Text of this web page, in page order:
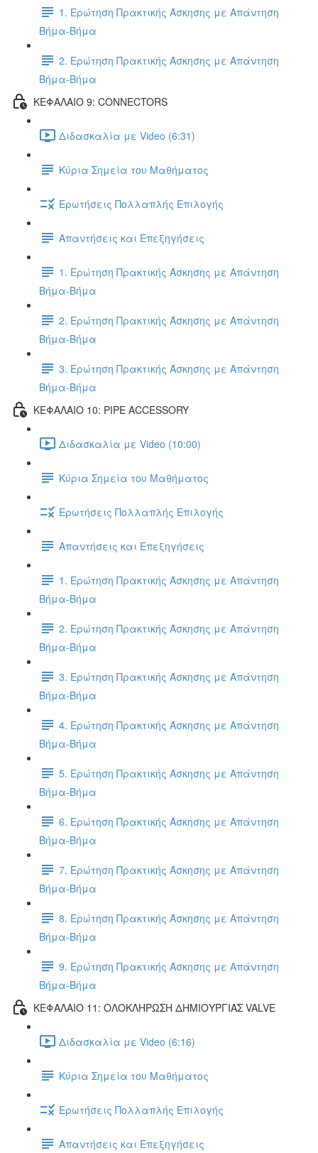
1. Ερώτηση Πρακτικής Άσκησης με Απάντηση
Βήμα-Βήμα
2. Ερώτηση Πρακτικής Άσκησης με Απάντηση
Βήμα-Βήμα
ΚΕΦΑΛΑΙΟ 9: CONNECTORS
Διδασκαλία με Video (6:31)
Κύρια Σημεία του Μαθήματος
Ερωτήσεις Πολλαπλής Επιλογής
Απαντήσεις και Επεξηγήσεις
1. Ερώτηση Πρακτικής Άσκησης με Απάντηση
Βήμα-Βήμα
2. Ερώτηση Πρακτικής Άσκησης με Απάντηση
Βήμα-Βήμα
3. Ερώτηση Πρακτικής Άσκησης με Απάντηση
Βήμα-Βήμα
ΚΕΦΑΛΑΙΟ 10: PIPE ACCESSORY
Διδασκαλία με Video (10:00)
Κύρια Σημεία του Μαθήματος
Ερωτήσεις Πολλαπλής Επιλογής
Απαντήσεις και Επεξηγήσεις
1. Ερώτηση Πρακτικής Άσκησης με Απάντηση
Βήμα-Βήμα
2. Ερώτηση Πρακτικής Άσκησης με Απάντηση
Βήμα-Βήμα
3. Ερώτηση Πρακτικής Άσκησης με Απάντηση
Βήμα-Βήμα
4. Ερώτηση Πρακτικής Άσκησης με Απάντηση
Βήμα-Βήμα
5. Ερώτηση Πρακτικής Άσκησης με Απάντηση
Βήμα-Βήμα
6. Ερώτηση Πρακτικής Άσκησης με Απάντηση
Βήμα-Βήμα
7. Ερώτηση Πρακτικής Άσκησης με Απάντηση
Βήμα-Βήμα
8. Ερώτηση Πρακτικής Άσκησης με Απάντηση
Βήμα-Βήμα
9. Ερώτηση Πρακτικής Άσκησης με Απάντηση
Βήμα-Βήμα
ΚΕΦΑΛΑΙΟ 11: ΟΛΟΚΛΗΡΩΣΗ ΔΗΜΙΟΥΡΓΙΑΣ VALVE
Διδασκαλία με Video (6:16)
Κύρια Σημεία του Μαθήματος
Ερωτήσεις Πολλαπλής Επιλογής
Απαντήσεις και Επεξηγήσεις